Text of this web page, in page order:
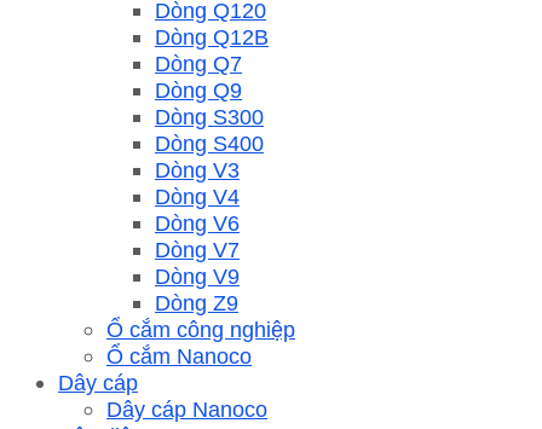
Dòng Q120
Dòng Q12B
Dòng Q7
Dòng Q9
Dòng S300
Dòng S400
Dòng V3
Dòng V4
Dòng V6
Dòng V7
Dòng V9
Dòng Z9
Ổ cắm công nghiệp
Ổ cắm Nanoco
Dây cáp
Dây cáp Nanoco